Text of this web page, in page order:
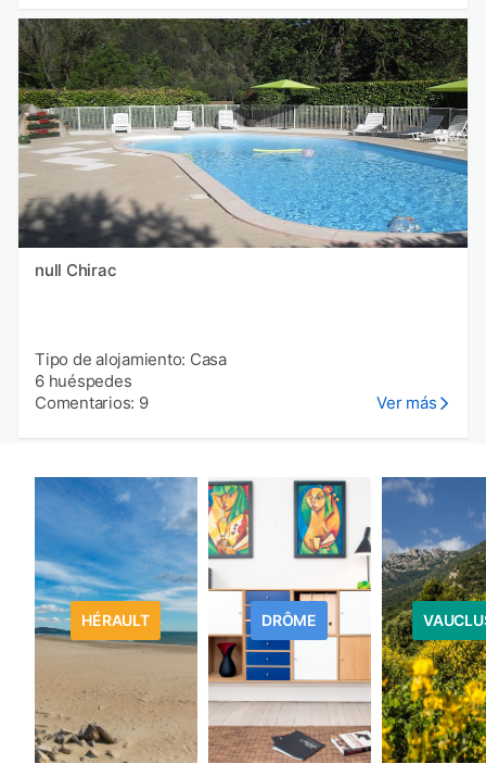
null Chirac
Tipo de alojamiento: Casa
6 huéspedes
Comentarios: 9
Ver más
HÉRAULT DRÔME